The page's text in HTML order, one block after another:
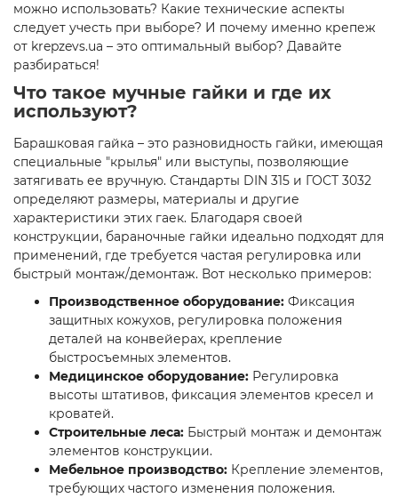
можно использовать? Какие технические аспекты
следует учесть при выборе? И почему именно крепеж
от krepzevs.ua – это оптимальный выбор? Давайте
разбираться!
Что такое мучные гайки и где их
используют?
Барашковая гайка – это разновидность гайки, имеющая
специальные "крылья" или выступы, позволяющие
затягивать ее вручную. Стандарты DIN 315 и ГОСТ 3032
определяют размеры, материалы и другие
характеристики этих гаек. Благодаря своей
конструкции, бараночные гайки идеально подходят для
применений, где требуется частая регулировка или
быстрый монтаж/демонтаж. Вот несколько примеров:
Производственное оборудование: Фиксация
защитных кожухов, регулировка положения
деталей на конвейерах, крепление
быстросъемных элементов.
Медицинское оборудование: Регулировка
высоты штативов, фиксация элементов кресел и
кроватей.
Строительные леса: Быстрый монтаж и демонтаж
элементов конструкции.
Мебельное производство: Крепление элементов,
требующих частого изменения положения.